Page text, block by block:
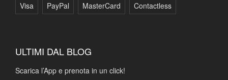
Visa PayPal MasterCard Contactless
ULTIMI DAL BLOG
Scarica l’App e prenota in un click!